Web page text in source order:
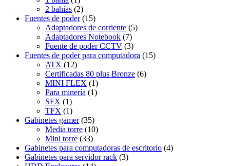
2 bahías (2)
Fuentes de poder (15)
Adaptadores de corriente (5)
Adaptadores Notebook (7)
Fuente de poder CCTV (3)
Fuentes de poder para computadora (15)
ATX (12)
Certificadas 80 plus Bronze (6)
MINI FLEX (1)
Para minería (1)
SFX (1)
TFX (1)
Gabinetes gamer (35)
Media torre (10)
Mini torre (33)
Gabinetes para computadoras de escritorio (4)
Gabinetes para servidor rack (3)